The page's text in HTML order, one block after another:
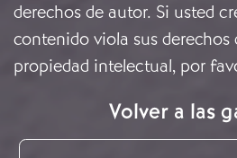
derechos de autor. Si usted
contenido viola sus derechos
propiedad intelectual, por
Volver a las